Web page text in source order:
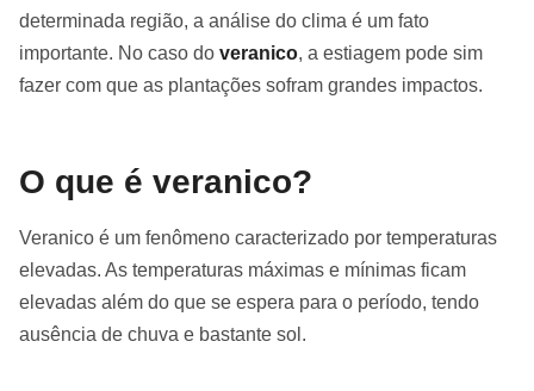
determinada região, a análise do clima é um fato
importante. No caso do veranico, a estiagem pode sim
fazer com que as plantações sofram grandes impactos.
O que é veranico?
Veranico é um fenômeno caracterizado por temperaturas
elevadas. As temperaturas máximas e mínimas ficam
elevadas além do que se espera para o período, tendo
ausência de chuva e bastante sol.